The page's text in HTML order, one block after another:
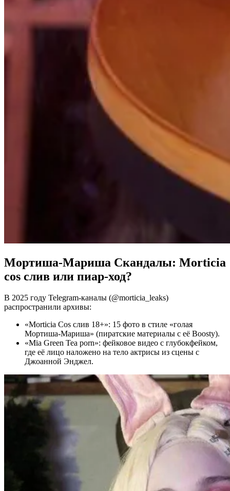
Мортиша-Мариша Скандалы: Morticia
cos слив или пиар-ход?
В 2025 году Telegram-каналы (@morticia_leaks)
распространили архивы:
«Morticia Cos слив 18+»: 15 фото в стиле «голая
Мортиша-Мариша» (пиратские материалы с её Boosty).
«Mia Green Tea porn»: фейковое видео с глубокфейком,
где её лицо наложено на тело актрисы из сцены с
Джоанной Энджел.